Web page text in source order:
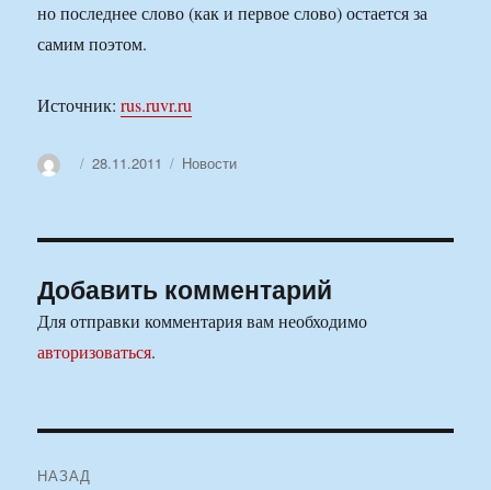
но последнее слово (как и первое слово) остается за
самим поэтом.
Источник:rus.ruvr.ru
АвторОпубликовано
28.11.2011 Рубрики
Новости
Добавить комментарий
Для отправки комментария вам необходимо
авторизоваться.
НАЗАД